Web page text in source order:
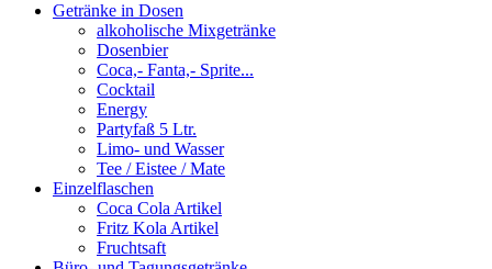
Getränke in Dosen
alkoholische Mixgetränke
Dosenbier
Coca,- Fanta,- Sprite...
Cocktail
Energy
Partyfaß 5 Ltr.
Limo- und Wasser
Tee / Eistee / Mate
Einzelflaschen
Coca Cola Artikel
Fritz Kola Artikel
Fruchtsaft